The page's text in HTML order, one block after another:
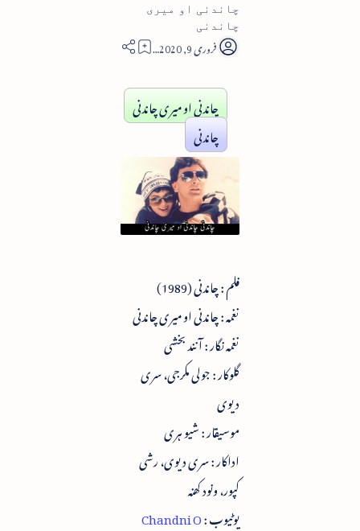
چاندنی او میری
چاندنی
1
چاندنی او میری چاندنی
چاندنی
فلم : چاندنی (1989)
نغمہ : چاندنی او میری چاندنی
نغمہ نگار : آنند بخشی
گلوکار : جولی مکرجی، سری
دیوی
موسیقار : شیو ہری
اداکار : سری دیوی، رشی
کپور، ونود کھنہ
یوٹیوب :Chandni O